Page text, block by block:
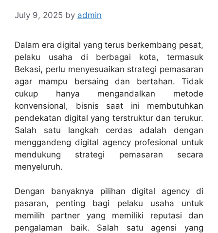
July 9, 2025 by admin
Dalam era digital yang terus berkembang pesat,
pelaku usaha di berbagai kota, termasuk
Bekasi, perlu menyesuaikan strategi pemasaran
agar mampu bersaing dan bertahan. Tidak
cukup hanya mengandalkan metode
konvensional, bisnis saat ini membutuhkan
pendekatan digital yang terstruktur dan terukur.
Salah satu langkah cerdas adalah dengan
menggandeng digital agency profesional untuk
mendukung strategi pemasaran secara
menyeluruh.
Dengan banyaknya pilihan digital agency di
pasaran, penting bagi pelaku usaha untuk
memilih partner yang memiliki reputasi dan
pengalaman baik. Salah satu agensi yang